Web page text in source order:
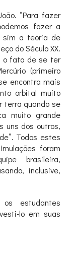
“Para fazer
fazer a
sim a teoria de
do Século XX.
o fato de se ter
(primeiro
encontra mais
orbital muito
terra quando se
muito grande
uns dos outros,
Todos estes
foram
brasileira,
inclusive,
os estudantes
lo em suas